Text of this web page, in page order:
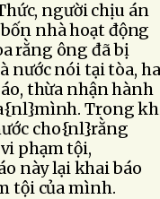
người chịu án
nhà hoạt động
rằng ông đã bị
nước nói tại tòa,
thừa nhận hành
Trong
cho{nl}rằng
phạm tội,
này lại khai báo
tội của mình.